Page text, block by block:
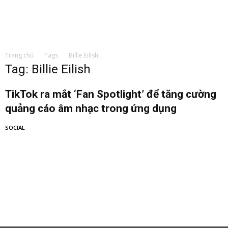
Trang chủ Tags Billie Eilish
Tag: Billie Eilish
TikTok ra mắt ‘Fan Spotlight’ để tăng cường
quảng cáo âm nhạc trong ứng dụng
SOCIAL